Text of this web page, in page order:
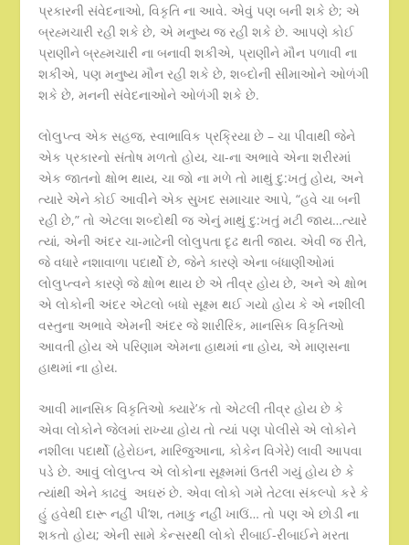
પ્રકારની સંવેદનાઓ, વિકૃતિ ના આવે. એવું પણ બની શકે છે; એ
બ્રહ્મચારી રહી શકે છે, એ મનુષ્ય જ રહી શકે છે. આપણે કોઈ
પ્રાણીને બ્રહ્મચારી ના બનાવી શકીએ, પ્રાણીને મૌન પળાવી ના
શકીએ, પણ મનુષ્ય મૌન રહી શકે છે, શબ્દોની સીમાઓને ઓળંગી
શકે છે, મનની સંવેદનાઓને ઓળંગી શકે છે.
લોલુપ્ત્વ એક સહજ, સ્વાભાવિક પ્રક્રિયા છે – ચા પીવાથી જેને
એક પ્રકારનો સંતોષ મળતો હોય, ચા-ના અભાવે એના શરીરમાં
એક જાતનો ક્ષોભ થાય, ચા જો ના મળે તો માથું દુ:ખતું હોય, અને
ત્યારે એને કોઈ આવીને એક સુખદ સમાચાર આપે, “હવે ચા બની
રહી છે,” તો એટલા શબ્દોથી જ એનું માથું દુ:ખતું મટી જાય…ત્યારે
ત્યાં, એની અંદર ચા-માટેની લોલુપતા દૃઢ થતી જાય. એવી જ રીતે,
જે વધારે નશાવાળા પદાર્થો છે, જેને કારણે એના બંધાણીઓમાં
લોલુપ્ત્વને કારણે જે ક્ષોભ થાય છે એ તીવ્ર હોય છે, અને એ ક્ષોભ
એ લોકોની અંદર એટલો બધો સૂક્ષ્મ થઈ ગયો હોય કે એ નશીલી
વસ્તુના અભાવે એમની અંદર જે શારીરિક, માનસિક વિકૃતિઓ
આવતી હોય એ પરિણામ એમના હાથમાં ના હોય, એ માણસના
હાથમાં ના હોય.
આવી માનસિક વિકૃતિઓ ક્યારે’ક તો એટલી તીવ્ર હોય છે કે
એવા લોકોને જેલમાં રાખ્યા હોય તો ત્યાં પણ પોલીસે એ લોકોને
નશીલા પદાર્થો (હેરોઇન, મારિજુઆના, કોકેન વિગેરે) લાવી આપવા
પડે છે. આવું લોલુપ્ત્વ એ લોકોના સૂક્ષ્મમાં ઉતરી ગયું હોય છે કે
ત્યાંથી એને કાઢવું અઘરું છે. એવા લોકો ગમે તેટલા સંકલ્પો કરે કે
હું હવેથી દારૂ નહીં પી’શ, તમાકુ નહીં ખાઉં… તો પણ એ છોડી ના
શકતો હોય; એની સામે કેન્સરથી લોકો રીબાઈ-રીબાઈને મરતા